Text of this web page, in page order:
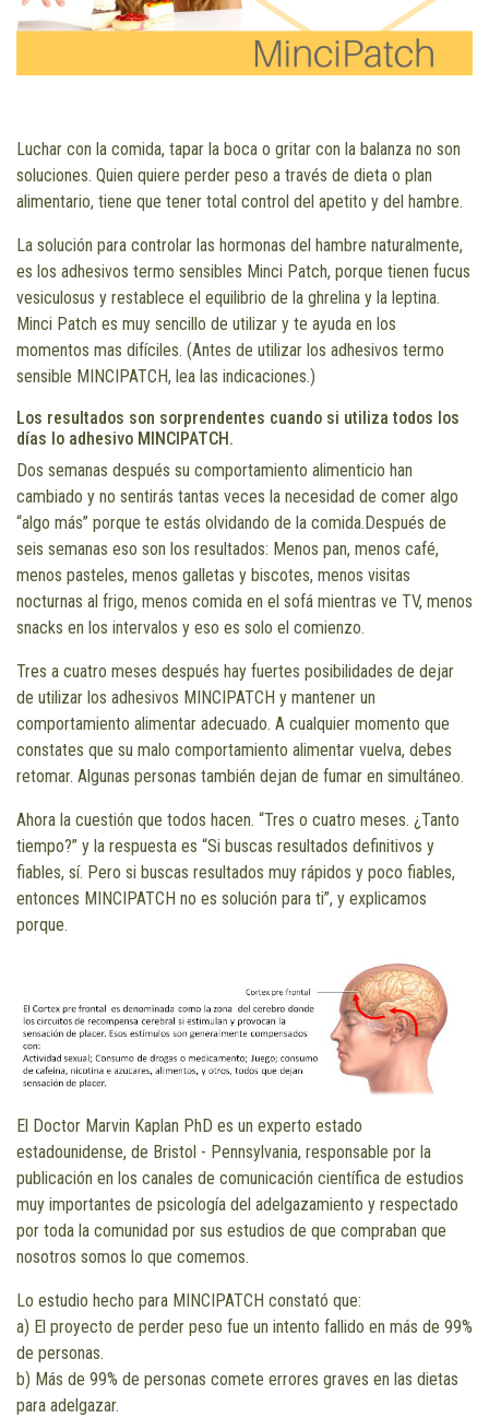
Luchar con la comida, tapar la boca o gritar con la balanza no son
soluciones. Quien quiere perder peso a través de dieta o plan
alimentario, tiene que tener total control del apetito y del hambre.
La solución para controlar las hormonas del hambre naturalmente,
es los adhesivos termo sensibles Minci Patch, porque tienen fucus
vesiculosus y restablece el equilibrio de la ghrelina y la leptina.
Minci Patch es muy sencillo de utilizar y te ayuda en los
momentos mas difíciles. (Antes de utilizar los adhesivos termo
sensible MINCIPATCH, lea las indicaciones.)
Los resultados son sorprendentes cuando si utiliza todos los
días lo adhesivo MINCIPATCH.
Dos semanas después su comportamiento alimenticio han
cambiado y no sentirás tantas veces la necesidad de comer algo
“algo más” porque te estás olvidando de la comida.Después de
seis semanas eso son los resultados: Menos pan, menos café,
menos pasteles, menos galletas y biscotes, menos visitas
nocturnas al frigo, menos comida en el sofá mientras ve TV, menos
snacks en los intervalos y eso es solo el comienzo.
Tres a cuatro meses después hay fuertes posibilidades de dejar
de utilizar los adhesivos MINCIPATCH y mantener un
comportamiento alimentar adecuado. A cualquier momento que
constates que su malo comportamiento alimentar vuelva, debes
retomar. Algunas personas también dejan de fumar en simultáneo.
Ahora la cuestión que todos hacen. “Tres o cuatro meses. ¿Tanto
tiempo?” y la respuesta es “Si buscas resultados definitivos y
fiables, sí. Pero si buscas resultados muy rápidos y poco fiables,
entonces MINCIPATCH no es solución para ti”, y explicamos
porque.
El Doctor Marvin Kaplan PhD es un experto estado
estadounidense, de Bristol - Pennsylvania, responsable por la
publicación en los canales de comunicación científica de estudios
muy importantes de psicología del adelgazamiento y respectado
por toda la comunidad por sus estudios de que compraban que
nosotros somos lo que comemos.
Lo estudio hecho para MINCIPATCH constató que:
a) El proyecto de perder peso fue un intento fallido en más de 99%
de personas.
b) Más de 99% de personas comete errores graves en las dietas
para adelgazar.